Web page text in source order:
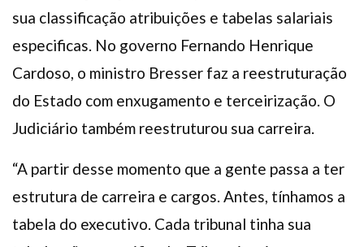
sua classificação atribuições e tabelas salariais
especificas. No governo Fernando Henrique
Cardoso, o ministro Bresser faz a reestruturação
do Estado com enxugamento e terceirização. O
Judiciário também reestruturou sua carreira.
“A partir desse momento que a gente passa a ter
estrutura de carreira e cargos. Antes, tínhamos a
tabela do executivo. Cada tribunal tinha sua